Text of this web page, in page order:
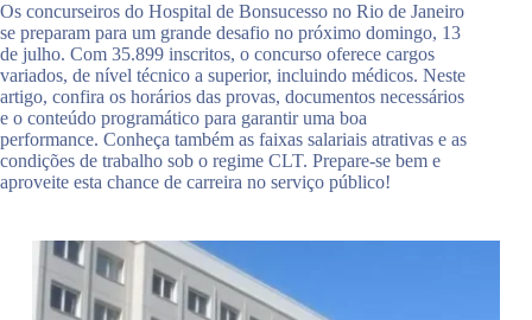
Os concurseiros do Hospital de Bonsucesso no Rio de Janeiro
se preparam para um grande desafio no próximo domingo, 13
de julho. Com 35.899 inscritos, o concurso oferece cargos
variados, de nível técnico a superior, incluindo médicos. Neste
artigo, confira os horários das provas, documentos necessários
e o conteúdo programático para garantir uma boa
performance. Conheça também as faixas salariais atrativas e as
condições de trabalho sob o regime CLT. Prepare-se bem e
aproveite esta chance de carreira no serviço público!